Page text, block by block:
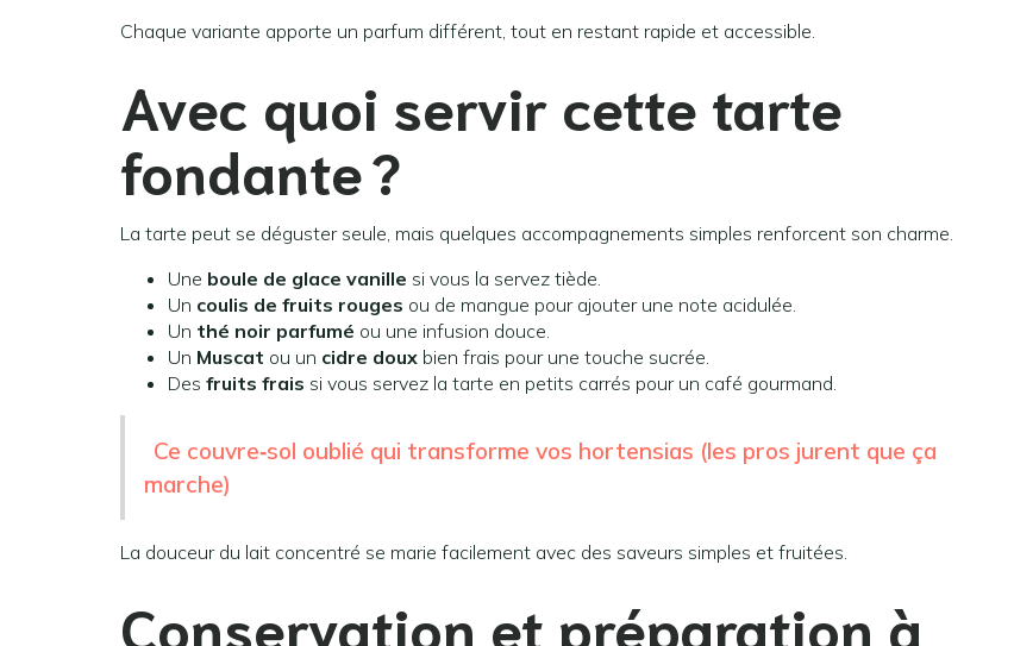
Chaque variante apporte un parfum différent, tout en restant rapide et accessible.
Avec quoi servir cette tarte
fondante ?
La tarte peut se déguster seule, mais quelques accompagnements simples renforcent son charme.
Une boule de glace vanille si vous la servez tiède.
Un coulis de fruits rouges ou de mangue pour ajouter une note acidulée.
Un thé noir parfumé ou une infusion douce.
Un Muscat ou un cidre doux bien frais pour une touche sucrée.
Des fruits frais si vous servez la tarte en petits carrés pour un café gourmand.
Ce couvre‑sol oublié qui transforme vos hortensias (les pros jurent que ça
marche)
La douceur du lait concentré se marie facilement avec des saveurs simples et fruitées.
Conservation et préparation à